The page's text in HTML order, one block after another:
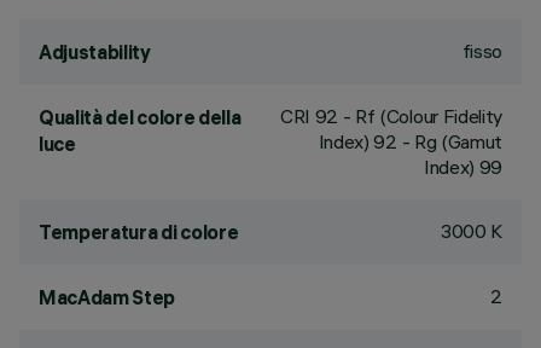
Adjustability fisso
Qualità del colore della
luce
CRI 92 - Rf (Colour Fidelity
Index) 92 - Rg (Gamut
Index) 99
Temperatura di colore 3000 K
MacAdam Step 2